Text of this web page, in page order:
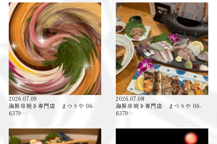
2026.07.09
海鮮串焼き専門店 まつりや 06-
6379…
2026.07.08
海鮮串焼き専門店 まつりや 06-
6379…